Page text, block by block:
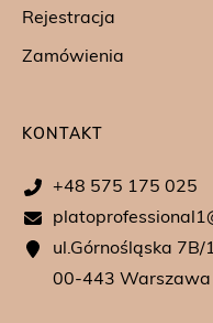
Rejestracja
Zamówienia
KONTAKT
+48 575 175 025
ul.Górnośląska 7B/
00-443 Warszawa